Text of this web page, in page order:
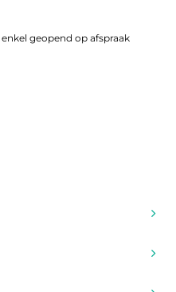
geopend op afspraak